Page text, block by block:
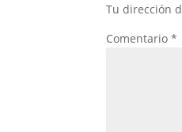
Tu dirección
Comentario*